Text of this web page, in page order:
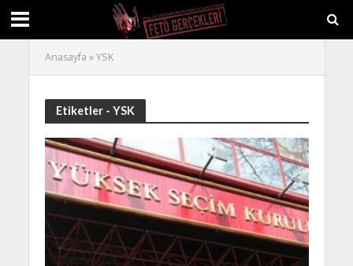
Anasayfa »YSK
Etiketler - YSK